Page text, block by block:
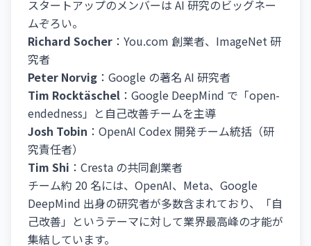
スタートアップのメンバーは AI 研究のビッグネー
ムぞろい。
Richard Socher ：You.com 創業者、ImageNet 研
究者
Peter Norvig ：Google の著名 AI 研究者
Tim Rocktäschel ：Google DeepMind で「open-
endedness」と自己改善チームを主導
Josh Tobin ：OpenAI Codex 開発チーム統括（研
究責任者）
Tim Shi ：Cresta の共同創業者
チーム約 20 名には、OpenAI、Meta、Google
DeepMind 出身の研究者が多数含まれており、「自
己改善」というテーマに対して業界最高峰の才能が
集結しています。